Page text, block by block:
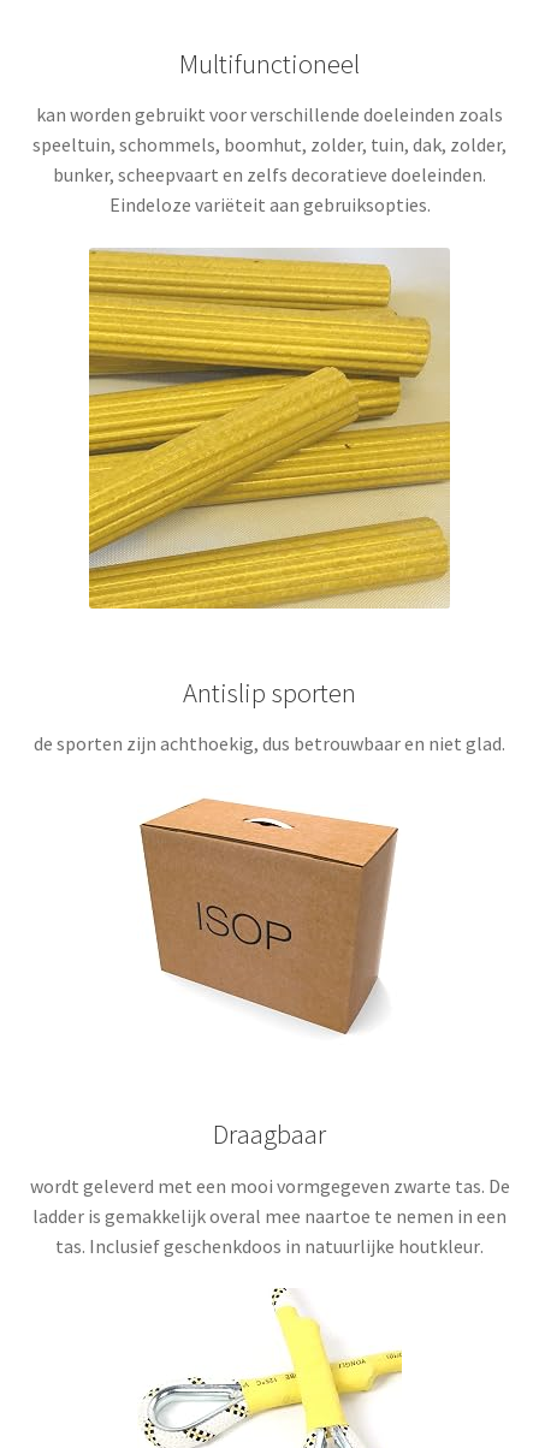
Multifunctioneel
kan worden gebruikt voor verschillende doeleinden zoals
speeltuin, schommels, boomhut, zolder, tuin, dak, zolder,
bunker, scheepvaart en zelfs decoratieve doeleinden.
Eindeloze variëteit aan gebruiksopties.
Antislip sporten
de sporten zijn achthoekig, dus betrouwbaar en niet glad.
Draagbaar
wordt geleverd met een mooi vormgegeven zwarte tas. De
ladder is gemakkelijk overal mee naartoe te nemen in een
tas. Inclusief geschenkdoos in natuurlijke houtkleur.